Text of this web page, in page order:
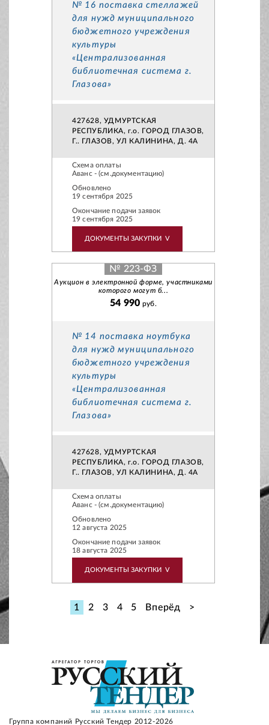
№ 16 поставка стеллажей
для нужд муниципального
бюджетного учреждения
культуры
«Централизованная
библиотечная система г.
Глазова»
427628, УДМУРТСКАЯ
РЕСПУБЛИКА, г.о. ГОРОД ГЛАЗОВ,
Г.. ГЛАЗОВ, УЛ КАЛИНИНА, Д. 4А
Схема оплаты
Аванс - (см.документацию)
Обновлено
19 сентября 2025
Окончание подачи заявок
19 сентября 2025
ДОКУМЕНТЫ ЗАКУПКИ V
№ 223-ФЗ
Аукцион в электронной форме, участниками
которого могут б...
54 990руб.
№ 14 поставка ноутбука
для нужд муниципального
бюджетного учреждения
культуры
«Централизованная
библиотечная система г.
Глазова»
427628, УДМУРТСКАЯ
РЕСПУБЛИКА, г.о. ГОРОД ГЛАЗОВ,
Г.. ГЛАЗОВ, УЛ КАЛИНИНА, Д. 4А
Схема оплаты
Аванс - (см.документацию)
Обновлено
12 августа 2025
Окончание подачи заявок
18 августа 2025
ДОКУМЕНТЫ ЗАКУПКИ V
1 2 3 4 5 Вперёд >
Группа компаний Русский Тендер 2012-2026